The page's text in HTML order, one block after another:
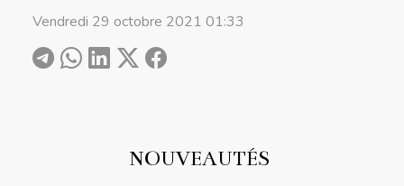
NOUVEAUTÉS
Vendredi 29 octobre 2021 01:33